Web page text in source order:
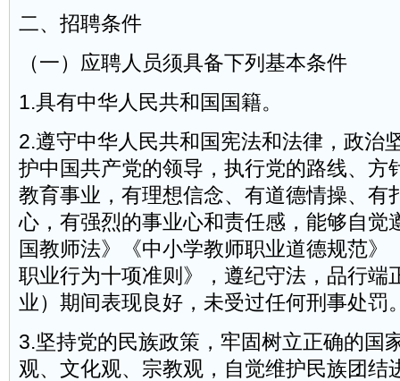
二、招聘条件
（一）应聘人员须具备下列基本条件
1.具有中华人民共和国国籍。
2.遵守中华人民共和国宪法和法律，政治
护中国共产党的领导，执行党的路线、方
教育事业，有理想信念、有道德情操、有
心，有强烈的事业心和责任感，能够自觉
国教师法》《中小学教师职业道德规范》
职业行为十项准则》，遵纪守法，品行端
业）期间表现良好，未受过任何刑事处罚
3.坚持党的民族政策，牢固树立正确的国
观、文化观、宗教观，自觉维护民族团结